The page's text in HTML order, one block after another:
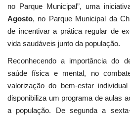
no Parque Municipal”, uma
Agosto, no Parque Municipal da
de incentivar a prática regular de
vida saudáveis junto da população.
Reconhecendo a importância do
saúde física e mental, no
valorização do bem-estar
disponibiliza um programa de aulas
a população. De segunda a